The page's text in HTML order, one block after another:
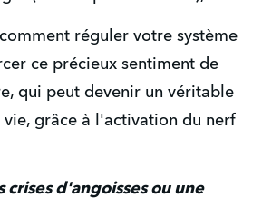
comment réguler votre système
ce précieux sentiment de
qui peut devenir un véritable
vie, grâce à l'activation du nerf
crises d'angoisses ou une